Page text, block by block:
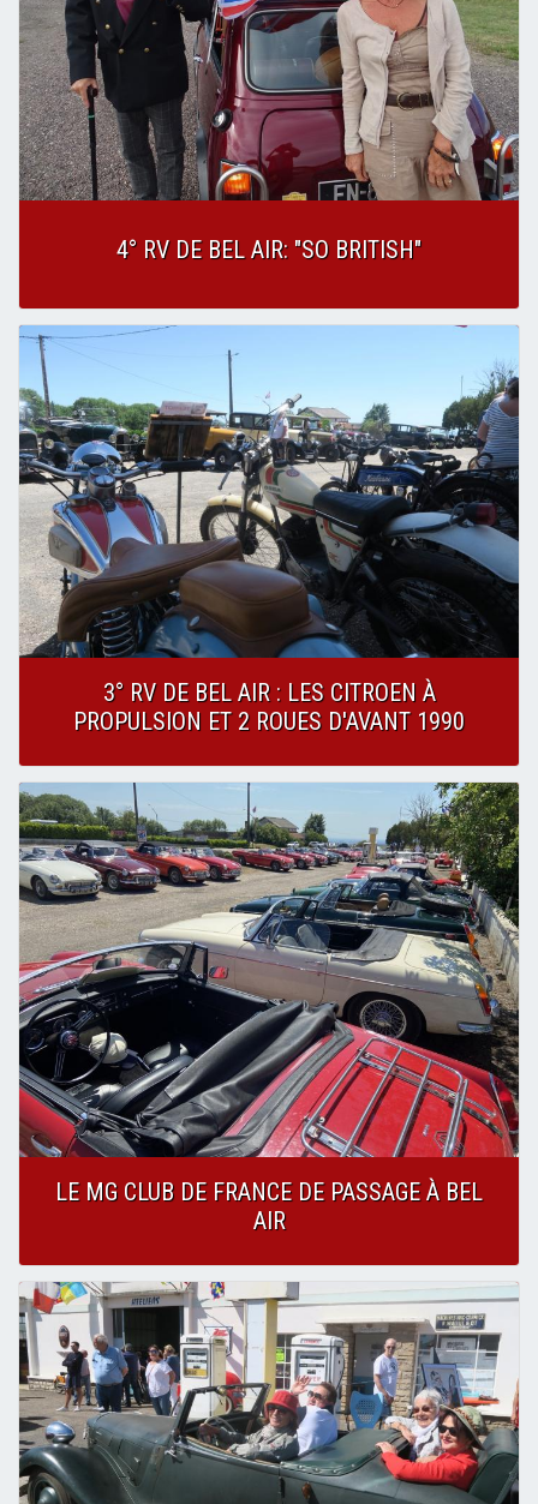
4° RV DE BEL AIR: "SO BRITISH"
3° RV DE BEL AIR : LES CITROEN À
PROPULSION ET 2 ROUES D'AVANT 1990
LE MG CLUB DE FRANCE DE PASSAGE À BEL
AIR